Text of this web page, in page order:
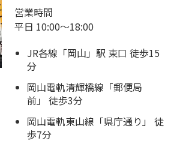
営業時間
平日 10:00～18:00
JR各線「岡山」駅 東口 徒歩15
分
岡山電軌清輝橋線「郵便局
前」 徒歩3分
岡山電軌東山線「県庁通り」 徒
歩7分